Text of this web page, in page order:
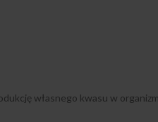
własnego kwasu w